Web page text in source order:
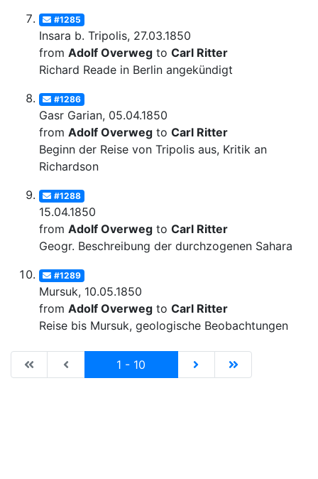
#1285
Insara b. Tripolis, 27.03.1850
from Adolf Overweg to Carl Ritter
Richard Reade in Berlin angekündigt
#1286
Gasr Garian, 05.04.1850
from Adolf Overweg to Carl Ritter
Beginn der Reise von Tripolis aus, Kritik an
Richardson
#1288
15.04.1850
from Adolf Overweg to Carl Ritter
Geogr. Beschreibung der durchzogenen Sahara
#1289
Mursuk, 10.05.1850
from Adolf Overweg to Carl Ritter
Reise bis Mursuk, geologische Beobachtungen
|de:Erste Seite|en:First results page|
|de:Vorhergehende Seite|en:Previous results
1 - 10 |de:Nächste
|de:Letzte